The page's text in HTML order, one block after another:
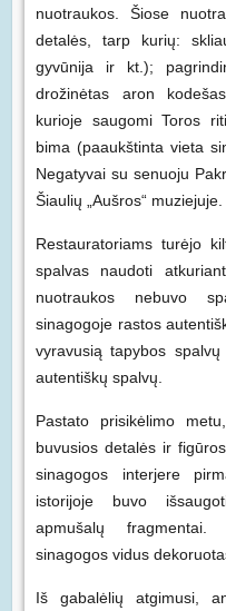
nuotraukos. Šiose
detalės, tarp kurių:
gyvūnija ir kt.);
drožinėtas aron
kurioje saugomi Toros
bima (paaukštinta vieta
Negatyvai su senuoju
Šiaulių „Aušros“ muziejuje.
Restauratoriams turėjo
spalvas naudoti
nuotraukos nebuvo
sinagogoje rastos
vyravusią tapybos
autentiškų spalvų.
Pastato prisikėlimo
buvusios detalės ir
sinagogos interjere
istorijoje buvo
apmušalų fragmentai.
sinagogos vidus
Iš gabalėlių atgimusi,